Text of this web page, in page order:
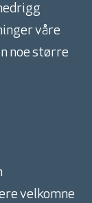
våre
noe større
velkomne